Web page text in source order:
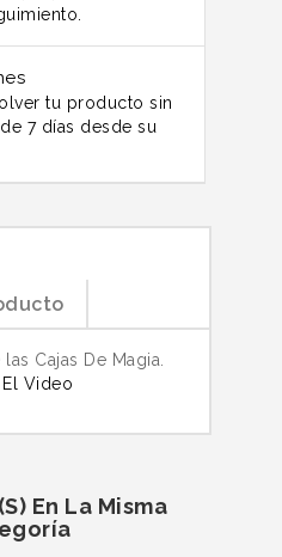
tu producto sin
7 días desde su
Cajas De Magia.
El Video
En La Misma